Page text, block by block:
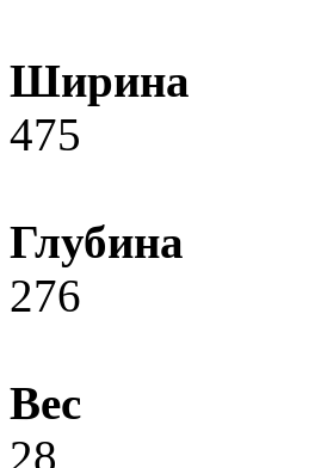
Ширина
475
Глубина
276
Вес
28